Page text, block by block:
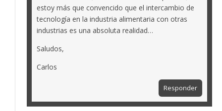
estoy más que convencido que el intercambio de
tecnología en la industria alimentaria con otras
industrias es una absoluta realidad…
Saludos,
Carlos
Responder